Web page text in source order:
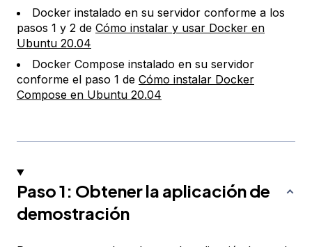
Docker instalado en su servidor conforme a los
pasos 1 y 2 de Cómo instalar y usar Docker en
Ubuntu 20.04
Docker Compose instalado en su servidor
conforme el paso 1 de Cómo instalar Docker
Compose en Ubuntu 20.04
Paso 1: Obtener la aplicación de
demostración